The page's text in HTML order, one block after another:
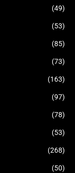
(49)
(53)
(85)
(73)
(163)
(97)
(78)
(53)
(268)
(50)